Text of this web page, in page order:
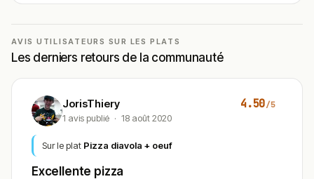
AVIS UTILISATEURS SUR LES PLATS
Les derniers retours de la communauté
JorisThiery
1 avis publié · 18 août 2020
4.50/5
Sur le plat Pizza diavola + oeuf
Excellente pizza